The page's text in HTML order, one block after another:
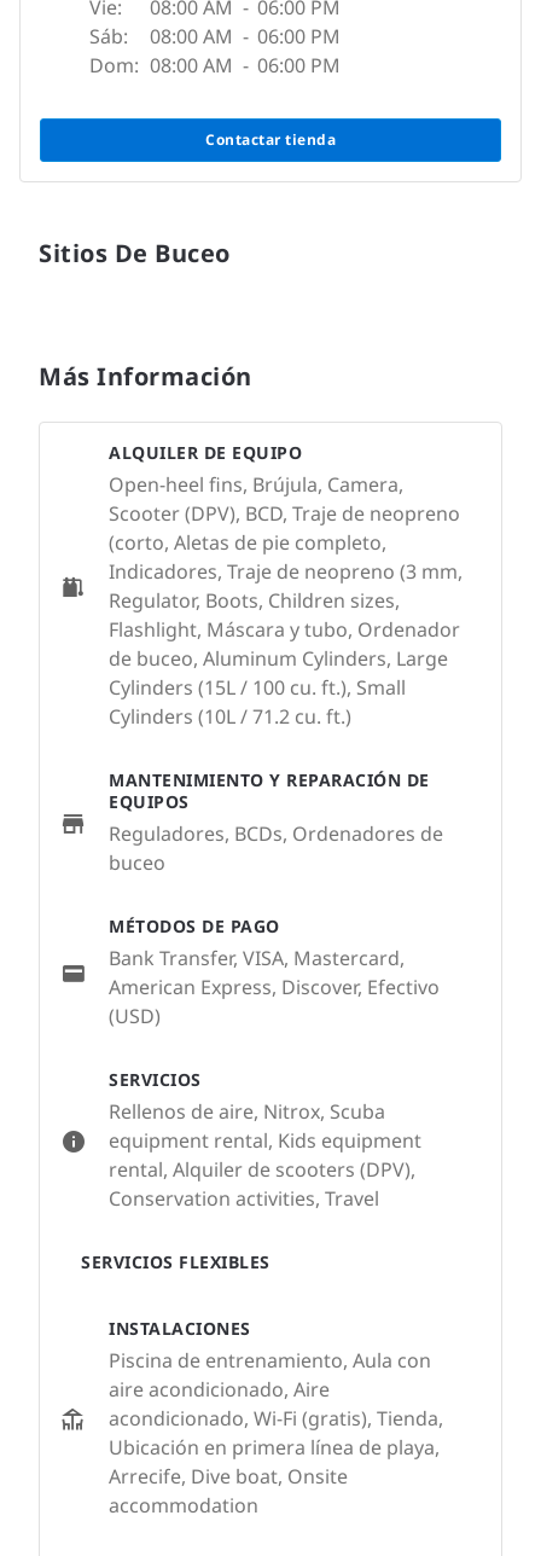
Vie: 08:00 AM - 06:00 PM
Sáb:
08:00 AM - 06:00 PM
Dom: 08:00 AM - 06:00 PM
Contactar tienda
Sitios De Buceo
Más Información
SERVICIOS
Rellenos de aire, Nitrox, Scuba
equipment rental, Kids equipment
rental, Alquiler de scooters (DPV),
Conservation activities, Travel
SERVICIOS FLEXIBLES
INSTALACIONES
Piscina de entrenamiento, Aula con
aire acondicionado, Aire
acondicionado, Wi-Fi (gratis), Tienda,
Ubicación en primera línea de playa,
Arrecife, Dive boat, Onsite
accommodation
ALQUILER DE EQUIPO
Open-heel fins, Brújula, Camera,
Scooter (DPV), BCD, Traje de neopreno
(corto, Aletas de pie completo,
Indicadores, Traje de neopreno (3 mm,
Regulator, Boots, Children sizes,
Flashlight, Máscara y tubo, Ordenador
de buceo, Aluminum Cylinders, Large
Cylinders (15L / 100 cu. ft.), Small
Cylinders (10L / 71.2 cu. ft.)
MANTENIMIENTO Y REPARACIÓN DE
EQUIPOS
Reguladores, BCDs, Ordenadores de
buceo
MÉTODOS DE PAGO
Bank Transfer, VISA, Mastercard,
American Express, Discover, Efectivo
(USD)